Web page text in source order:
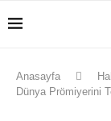
Anasayfa
Dünya Prömiyerini